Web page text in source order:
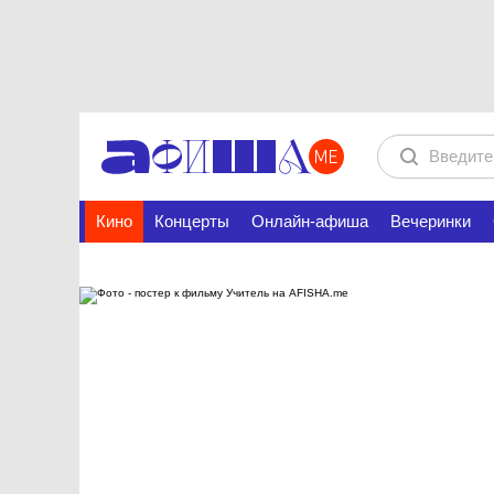
Кино Концерты Онлайн-афиша Вечеринки